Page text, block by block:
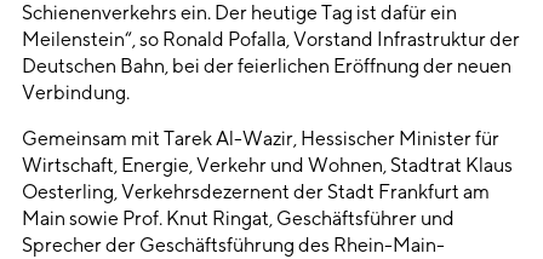
Schienenverkehrs ein. Der heutige Tag ist dafür ein
Meilenstein“, so Ronald Pofalla, Vorstand Infrastruktur der
Deutschen Bahn, bei der feierlichen Eröffnung der neuen
Verbindung.
Gemeinsam mit Tarek Al-Wazir, Hessischer Minister für
Wirtschaft, Energie, Verkehr und Wohnen, Stadtrat Klaus
Oesterling, Verkehrsdezernent der Stadt Frankfurt am
Main sowie Prof. Knut Ringat, Geschäftsführer und
Sprecher der Geschäftsführung des Rhein-Main-